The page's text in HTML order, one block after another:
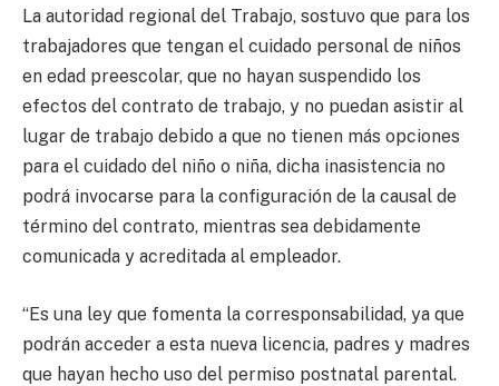
La autoridad regional del Trabajo, sostuvo que para los
trabajadores que tengan el cuidado personal de niños
en edad preescolar, que no hayan suspendido los
efectos del contrato de trabajo, y no puedan asistir al
lugar de trabajo debido a que no tienen más opciones
para el cuidado del niño o niña, dicha inasistencia no
podrá invocarse para la configuración de la causal de
término del contrato, mientras sea debidamente
comunicada y acreditada al empleador.
“Es una ley que fomenta la corresponsabilidad, ya que
podrán acceder a esta nueva licencia, padres y madres
que hayan hecho uso del permiso postnatal parental.